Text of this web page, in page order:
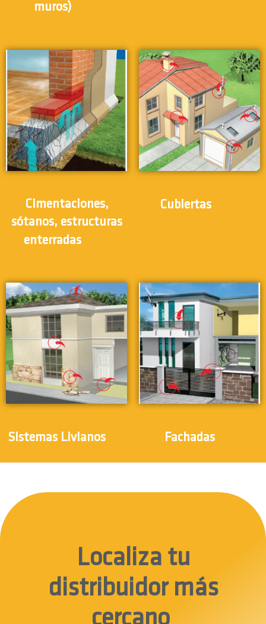
muros)
Cimentaciones,
sótanos, estructuras
enterradas
Cubiertas
Sistemas Livianos Fachadas
Localiza tu
distribuidor más
cercano